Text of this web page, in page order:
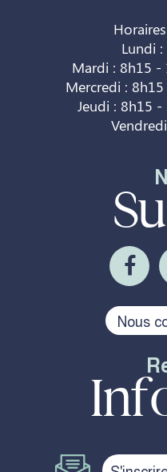
Lundi
Mardi : 8h15
Mercredi :
Jeudi : 8h15
Nous